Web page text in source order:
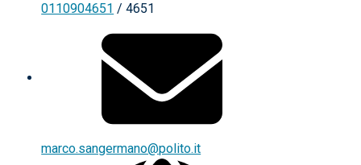
0110904651 / 4651
marco.sangermano@polito.it